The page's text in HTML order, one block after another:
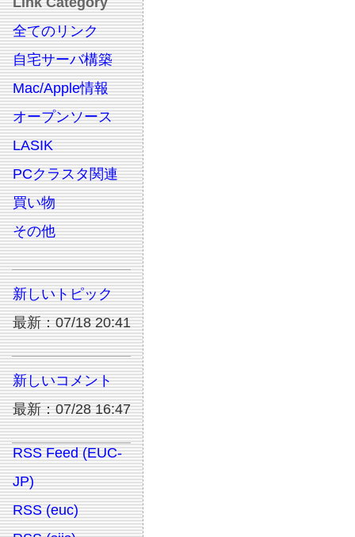
全てのリンク
自宅サーバ構築
Mac/Apple情報
オープンソース
LASIK
PCクラスタ関連
買い物
その他
新しいトピック
最新：07/18 20:41
新しいコメント
最新：07/28 16:47
RSS Feed (EUC-
JP)
RSS (euc)